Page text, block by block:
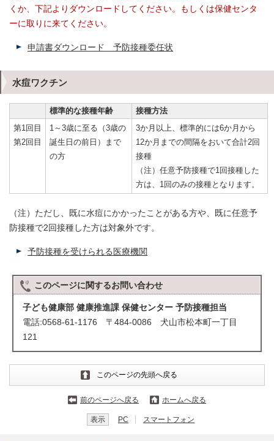
くか、下記よりダウンロードしてください。もしくは保健センタ
ーに取りに来てください。
申請書ダウンロード 予防接種委任状
水痘ワクチン
標準的な接種年齢
接種方法
第1回目
第2回目
1～3歳に至る（3歳の
誕生日の前日）まで
の方
3か月以上、標準的には6か月から
12か月までの間隔をおいて合計2回
接種
（注）任意予防接種で1回接種した
方は、1回のみの接種となります。
（注）ただし、既に水痘にかかったことがある方や、既に任意予
防接種で2回接種した方は対象外です。
予防接種を受けられる医療機関
このページに関するお問い合わせ
子ども健康部 健康推進課 保健センター 予防接種担当
電話:0568-61-1176 〒484-0086 犬山市松本町一丁目
121
このページの先頭へ戻る
前のページへ戻る ホームへ戻る
表示 PC スマートフォン